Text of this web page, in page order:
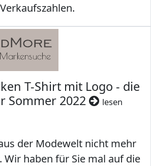
Verkaufszahlen.
T-Shirt mit Logo - die
Sommer 2022
lesen
der Modewelt nicht mehr
Wir haben für Sie mal auf die